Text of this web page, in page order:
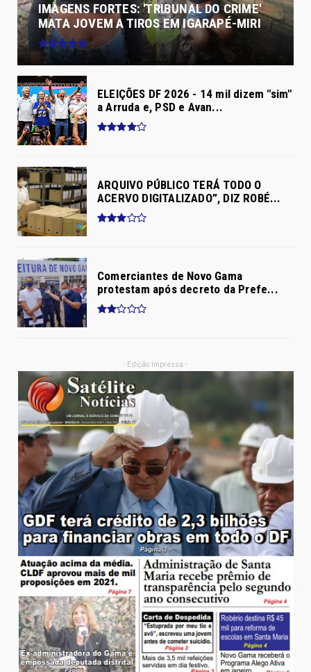
IMAGENS FORTES: 'TRIBUNAL DO CRIME'
MATA JOVEM A TIROS EM IGARAPÉ-MIRI
ELEIÇÕES DF 2026 - 14 mil dizem "sim"
a Arruda e, PSD e Avan...
ARQUIVO PÚBLICO TERÁ TODO O
ACERVO DIGITALIZADO”, DIZ ROBÉ...
Comerciantes de Novo Gama
protestam após decreto da Prefe...
- Edição Impressa -